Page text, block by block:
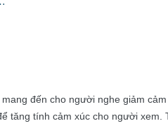
đến cho người nghe giảm
tăng tính cảm xúc cho người xem.